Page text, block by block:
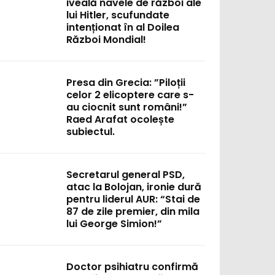
lui Hitler, scufundate
intenționat în al Doilea
Război Mondial!
Presa din Grecia: ”Piloții
celor 2 elicoptere care s-
au ciocnit sunt români!”
Raed Arafat ocolește
subiectul.
Secretarul general PSD,
atac la Bolojan, ironie dură
pentru liderul AUR: “Stai de
87 de zile premier, din mila
lui George Simion!”
Doctor psihiatru confirmă